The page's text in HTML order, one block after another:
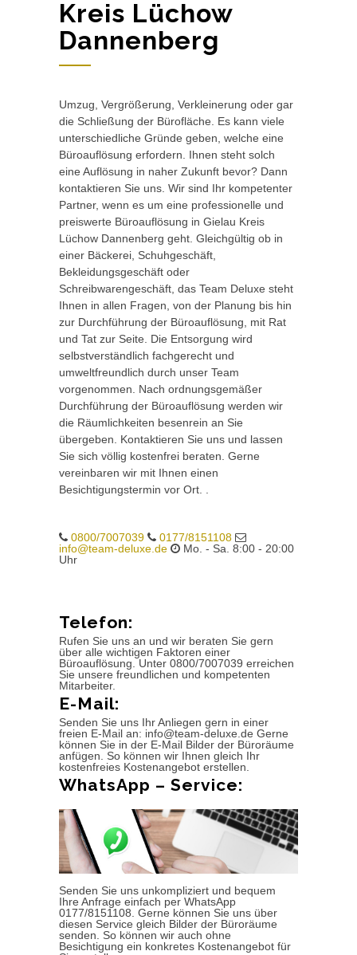
Kreis Lüchow
Dannenberg
Umzug, Vergrößerung, Verkleinerung oder gar
die Schließung der Bürofläche. Es kann viele
unterschiedliche Gründe geben, welche eine
Büroauflösung erfordern. Ihnen steht solch
eine Auflösung in naher Zukunft bevor? Dann
kontaktieren Sie uns. Wir sind Ihr kompetenter
Partner, wenn es um eine professionelle und
preiswerte Büroauflösung in Gielau Kreis
Lüchow Dannenberg geht. Gleichgültig ob in
einer Bäckerei, Schuhgeschäft,
Bekleidungsgeschäft oder
Schreibwarengeschäft, das Team Deluxe steht
Ihnen in allen Fragen, von der Planung bis hin
zur Durchführung der Büroauflösung, mit Rat
und Tat zur Seite. Die Entsorgung wird
selbstverständlich fachgerecht und
umweltfreundlich durch unser Team
vorgenommen. Nach ordnungsgemäßer
Durchführung der Büroauflösung werden wir
die Räumlichkeiten besenrein an Sie
übergeben. Kontaktieren Sie uns und lassen
Sie sich völlig kostenfrei beraten. Gerne
vereinbaren wir mit Ihnen einen
Besichtigungstermin vor Ort. .
0800/7007039
0177/8151108
info@team-deluxe.de
Mo. - Sa. 8:00 - 20:00
Uhr
Telefon:
Rufen Sie uns an und wir beraten Sie gern
über alle wichtigen Faktoren einer
Büroauflösung. Unter 0800/7007039 erreichen
Sie unsere freundlichen und kompetenten
Mitarbeiter.
E-Mail:
Senden Sie uns Ihr Anliegen gern in einer
freien E-Mail an: info@team-deluxe.de Gerne
können Sie in der E-Mail Bilder der Büroräume
anfügen. So können wir Ihnen gleich Ihr
kostenfreies Kostenangebot erstellen.
WhatsApp – Service:
Senden Sie uns unkompliziert und bequem
Ihre Anfrage einfach per WhatsApp
0177/8151108. Gerne können Sie uns über
diesen Service gleich Bilder der Büroräume
senden. So können wir auch ohne
Besichtigung ein konkretes Kostenangebot für